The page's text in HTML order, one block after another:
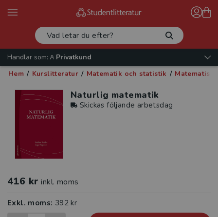
Handlar som:
Privatkund
Hem / Kurslitteratur / Matematik och statistik / Matematisk
Naturlig matematik
Skickas följande arbetsdag
416 kr inkl. moms
Exkl. moms: 392 kr